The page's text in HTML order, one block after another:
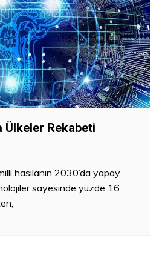
Ülkeler Rekabeti
hasılanın 2030’da yapay
sayesinde yüzde 16